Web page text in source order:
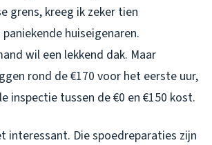
grens, kreeg ik zeker tien
huiseigenaren.
wil een lekkend dak. Maar
rond de €170 voor het eerste uur,
inspectie tussen de €0 en €150 kost.
interessant. Die spoedreparaties zijn